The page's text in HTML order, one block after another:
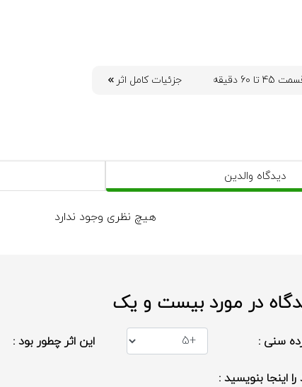
تا 60 دقیقه جزئیات کامل اثر
دیدگاه والدین
هیچ نظری وجود ندارد
در مورد بیست و یک
سنی : این اثر چطور بود :
اینجا بنویسید :